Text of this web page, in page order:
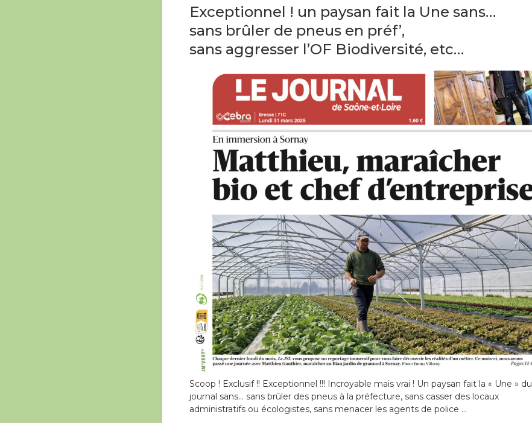
Exceptionnel ! un paysan fait la Une sans…
sans brûler de pneus en préf’,
sans aggresser l’OF Biodiversité, etc…
Scoop ! Exclusif !! Exceptionnel !!! Incroyable mais vrai ! Un paysan fait la « Une » du
journal sans… sans brûler des pneus à la préfecture, sans casser des locaux
administratifs ou écologistes, sans menacer les agents de police …